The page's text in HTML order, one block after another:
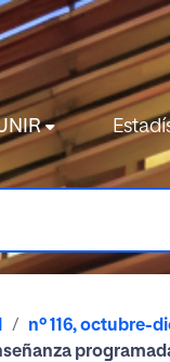
nº 116, octubre-